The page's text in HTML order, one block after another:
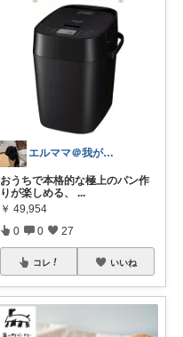
エルママ＠我が家の必需品ご紹介
おうちで本格的な極上のパン作
りが楽しめる、
...
￥ 49,954
0 0 27
コレ いいね